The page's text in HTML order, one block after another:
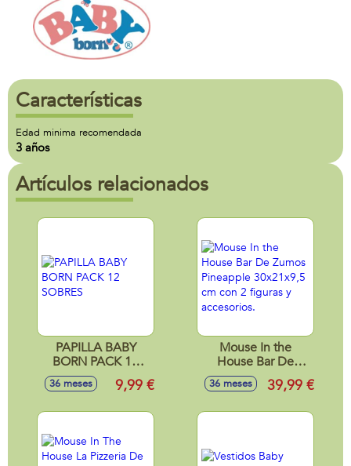
Características
Edad minima recomendada
3 años
Artículos relacionados
PAPILLA BABY
BORN PACK 12
SOBRES
36 meses 9,99 €
Mouse In the
House Bar De
Zumos Pineapple
30x21x9,5 cm con
36 meses 39,99 €